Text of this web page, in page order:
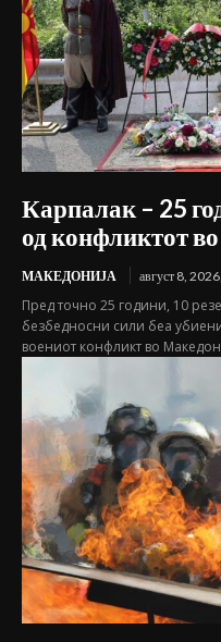
Карпалак – 25
од конфликтот
МАКЕДОНИЈА август 8,
Пред точно 25 години, 10
безбедносни сили беа
воениот конфликт во